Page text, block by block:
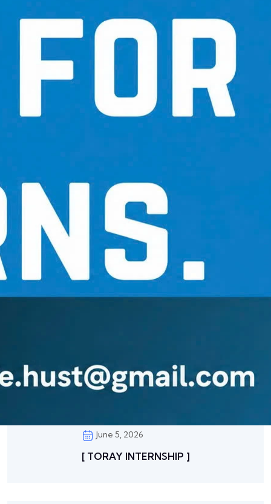
June 5, 2026
[ TORAY INTERNSHIP ]